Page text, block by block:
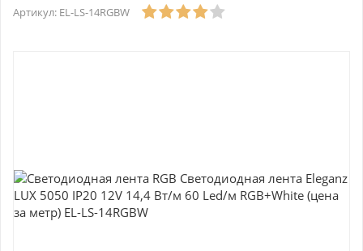
Артикул: EL-LS-14RGBW